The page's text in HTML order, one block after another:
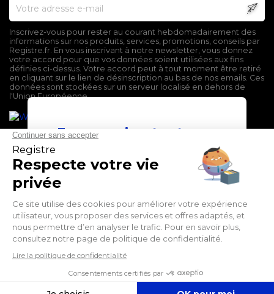
Inscrivez-vous pour rester au courant hebdomadairement des
informations sur nos produits, services, promotions, conseils par
Registre.fr. En vous inscrivant à notre newsletter, vous donnez
votre accord pour que vos données soient utilisées aux fins
définies ci-dessus. Votre accord peut à tout moment être retiré
en cliquant sur le lien de désinscription au bas de nos emails. Ces
données sont stockées sur un serveur localisé en dehors de
l'Union Européenne.
En poursuivant votre
navigation sur ce site,
vous devez accepter
l’utilisation et l'écriture
de Cookies.
J'accepte
En savoir plus
Conditions générales de vente
Politique de confidentialité
FacebookTwitter